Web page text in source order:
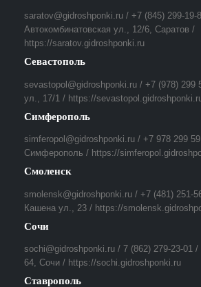
saratov@gidroshponki.ru / +7 (845) 299-19-
Автокомбинатовская ул., 12/6, Саратов /
https://saratov.gidroshponki.ru
Севастополь
sevastopol@gidroshponki.ru / +7 (978) 299
ул., 17/1 / https://
Симферополь
simferopol@gidroshponki.ru / +7 978 299
Симферополь / https://
Смоленск
smolensk@gidroshponki.ru / +7 (481) 251-
Кашена ул., 23 / https://
Сочи
sochi@gidroshponki.ru / 7 (862) 279-23-01 /
64, Сочи / https://sochi.gidroshponki.ru
Ставрополь